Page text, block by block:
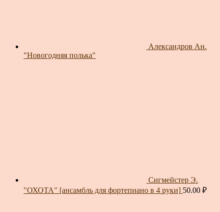
Александров Ан.
"Новогодняя полька"
Сигмейстер Э.
"ОХОТА" [ансамбль для фортепиано в 4 руки] 50.00 ₽